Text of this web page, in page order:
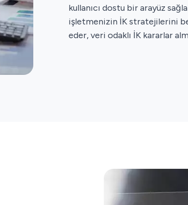
kullanıcı dostu bir arayüz
işletmenizin İK stratejilerini
eder, veri odaklı İK kararlar